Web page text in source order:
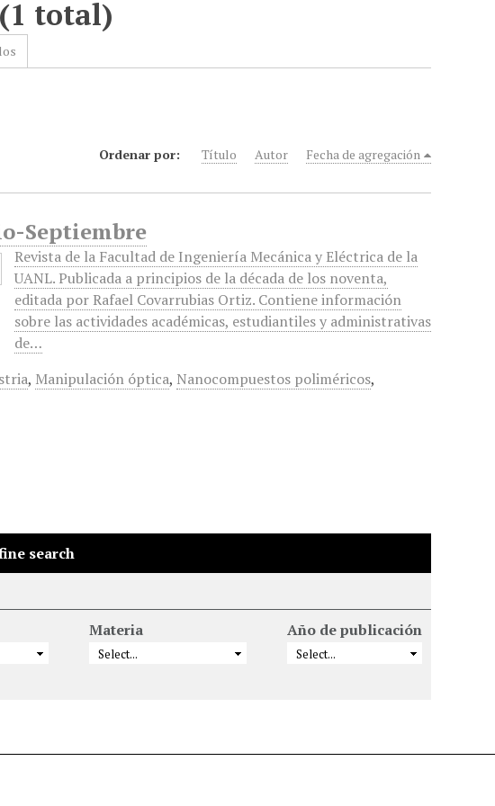
total)
Ordenar por: Título Autor Fecha de agregación
Septiembre
Revista de la Facultad de Ingeniería Mecánica y Eléctrica de la
UANL. Publicada a principios de la década de los noventa,
editada por Rafael Covarrubias Ortiz. Contiene información
sobre las actividades académicas, estudiantiles y administrativas
de…
, Manipulación óptica, Nanocompuestos poliméricos,
search
Materia Año de publicación